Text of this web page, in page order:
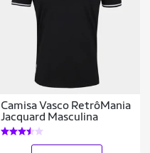
Camisa Vasco RetrôMania
Jacquard Masculina